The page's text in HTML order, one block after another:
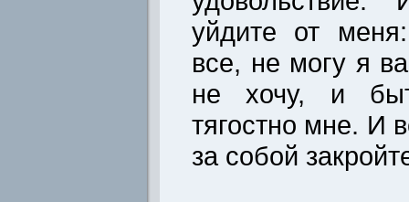
уйдите от
все, не могу я
не хочу, и
тягостно мне. И
за собой